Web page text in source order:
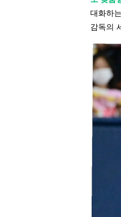
대화하
감독의